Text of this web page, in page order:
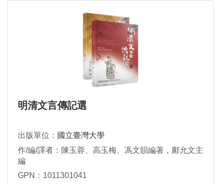
明清文言傳記選
出版單位： 國立臺灣大學
作/編/譯者：陳玉蓉、高玉梅、馮文韻編著，鄺允文主
編
GPN：1011301041